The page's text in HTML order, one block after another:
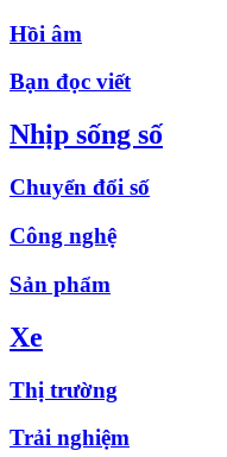
Hồi âm
Bạn đọc viết
Nhịp sống số
Chuyển đổi số
Công nghệ
Sản phẩm
Xe
Thị trường
Trải nghiệm